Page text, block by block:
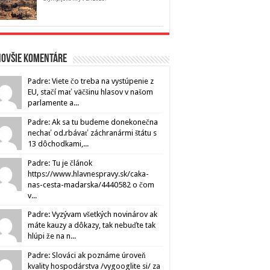
komentáre
Padre: Viete čo treba na vystúpenie z
EU, stačí mať väčšinu hlasov v našom
parlamente a...
Padre: Ak sa tu budeme donekonečna
nechať od.rbávať záchranármi štátu s
13 dôchodkami,...
Padre: Tu je článok
https://www.hlavnespravy.sk/caka-
nas-cesta-madarska/4440582 o čom
v...
Padre: Vyzývam všetkých novinárov ak
máte kauzy a dôkazy, tak nebuďte tak
hlúpi že na n...
Padre: Slováci ak poznáme úroveň
kvality hospodárstva /vygooglite si/ za